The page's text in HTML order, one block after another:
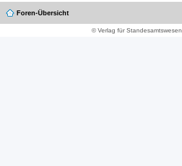
Foren-Übersicht
© Verlag für Standesamtswesen